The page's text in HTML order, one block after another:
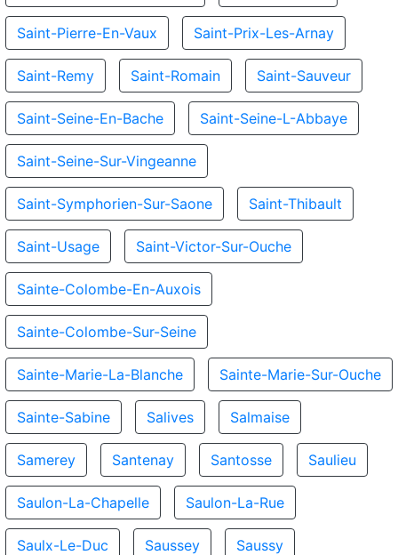
Saint-Pierre-En-Vaux Saint-Prix-Les-Arnay
Saint-Remy Saint-Romain Saint-Sauveur
Saint-Seine-En-Bache Saint-Seine-L-Abbaye
Saint-Seine-Sur-Vingeanne
Saint-Symphorien-Sur-Saone Saint-Thibault
Saint-Usage Saint-Victor-Sur-Ouche
Sainte-Colombe-En-Auxois
Sainte-Colombe-Sur-Seine
Sainte-Marie-La-Blanche Sainte-Marie-Sur-Ouche
Sainte-Sabine Salives Salmaise
Samerey Santenay Santosse Saulieu
Saulon-La-Chapelle Saulon-La-Rue
Saulx-Le-Duc Saussey Saussy